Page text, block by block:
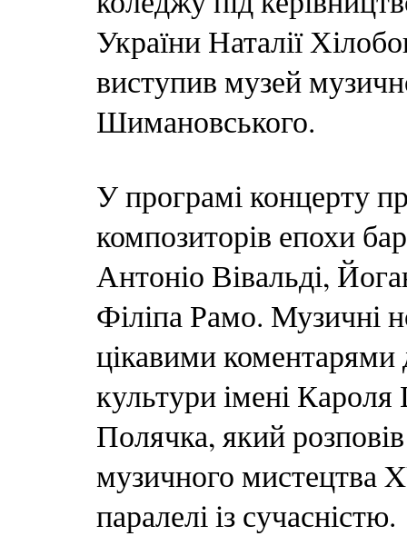
України Наталії
виступив музей
Шимановського.
У програмі концерту
композиторів епохи
Антоніо Вівальді,
Філіпа Рамо. Музичні
цікавими
культури імені
Полячка, який
музичного мистецтва
паралелі із сучасністю.